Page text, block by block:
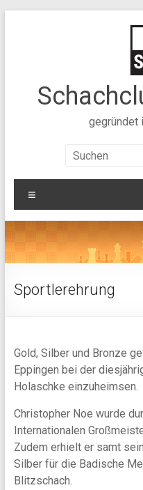
gegründet
Sportlerehrung
Gold, Silber und Bronze
Eppingen bei der
Holaschke einzuheimsen.
Christopher Noe wurde
Internationalen
Zudem erhielt er samt
Silber für die Badische
Blitzschach.